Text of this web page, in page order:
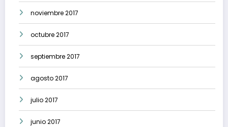
noviembre 2017
octubre 2017
septiembre 2017
agosto 2017
julio 2017
junio 2017